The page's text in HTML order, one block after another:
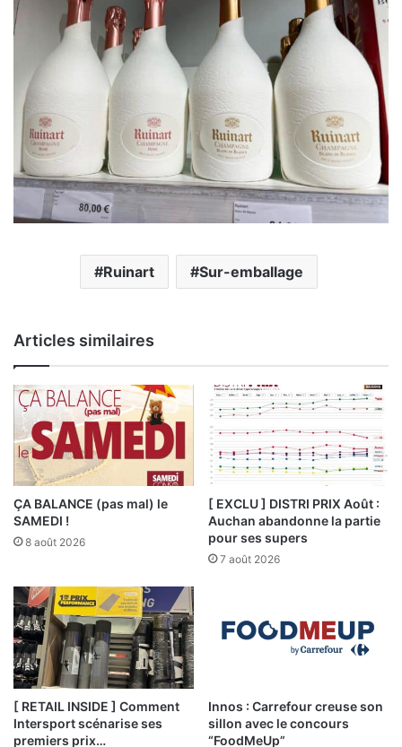
Ruinart Sur-emballage
Articles similaires
ÇA BALANCE (pas mal) le
SAMEDI !
8 août 2026
[ EXCLU ] DISTRI PRIX Août :
Auchan abandonne la partie
pour ses supers
7 août 2026
[ RETAIL INSIDE ] Comment
Intersport scénarise ses
premiers prix…
Innos : Carrefour creuse son
sillon avec le concours
“FoodMeUp”